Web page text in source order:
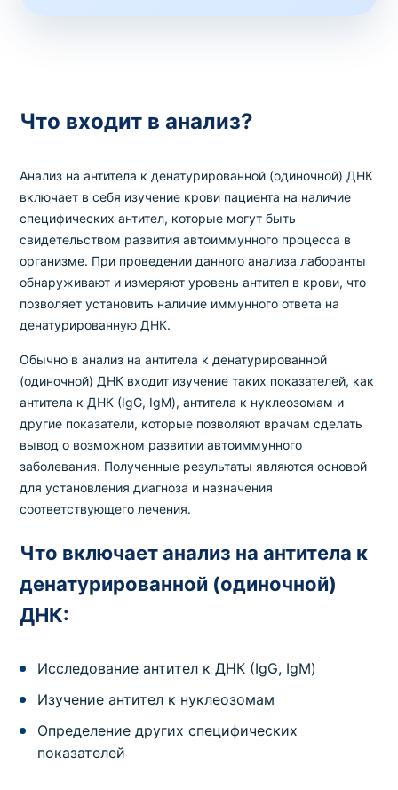
Что входит в анализ?
Анализ на антитела к денатурированной (одиночной) ДНК
включает в себя изучение крови пациента на наличие
специфических антител, которые могут быть
свидетельством развития автоиммунного процесса в
организме. При проведении данного анализа лаборанты
обнаруживают и измеряют уровень антител в крови, что
позволяет установить наличие иммунного ответа на
денатурированную ДНК.
Обычно в анализ на антитела к денатурированной
(одиночной) ДНК входит изучение таких показателей, как
антитела к ДНК (IgG, IgM), антитела к нуклеозомам и
другие показатели, которые позволяют врачам сделать
вывод о возможном развитии автоиммунного
заболевания. Полученные результаты являются основой
для установления диагноза и назначения
соответствующего лечения.
Что включает анализ на антитела к
денатурированной (одиночной)
ДНК:
Исследование антител к ДНК (IgG, IgM)
Изучение антител к нуклеозомам
Определение других специфических
показателей